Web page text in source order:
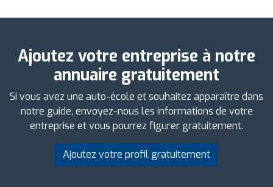
Ajoutez votre entreprise à notre
annuaire gratuitement
Si vous avez une auto-école et souhaitez apparaître dans
notre guide, envoyez-nous les informations de votre
entreprise et vous pourrez figurer gratuitement.
Ajoutez votre profil gratuitement